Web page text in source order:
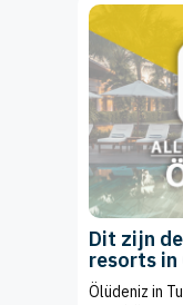
Dit zijn
resorts in
Ölüdeniz in